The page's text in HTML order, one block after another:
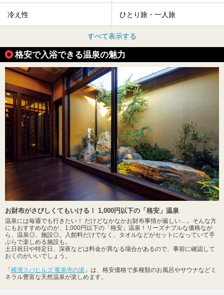
冷え性 ひとり旅・一人旅
すべて表示する
格安で入浴できる温泉の魅力
お財布がさびしくてもいける！ 1,000円以下の「格安」温泉
温泉には毎週でも行きたい！ だけどなかなかお財布事情が厳しい…。そんな方
にもおすすめなのが、1,000円以下の「格安」温泉！リーズナブルな価格なが
ら、温泉◎、施設◎。入館料だけでなく、タオルなどがセットになっていて手
ぶらで楽しめる施設も。
土日祝日や特定日、深夜などは料金が異なる場合があるので、事前に確認して
おくのがいいでしょう。
「 横濱スパヒルズ 竜泉寺の湯 」は、格安価格で多種類のお風呂やサウナなどミ
ネラル豊富な天然温泉が楽しめます。